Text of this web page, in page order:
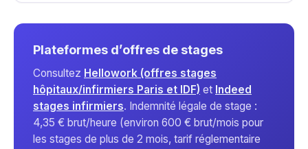
Plateformes d’offres de stages
Consultez Hellowork (offres stages
hôpitaux/infirmiers Paris et IDF) et Indeed
stages infirmiers. Indemnité légale de stage :
4,35 € brut/heure (environ 600 € brut/mois pour
les stages de plus de 2 mois, tarif réglementaire